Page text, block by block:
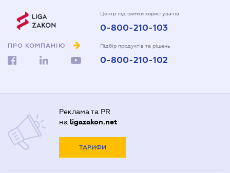
ПРО КОМПАНІЮ
Центр підтримки користувачів
0-800-210-103
Підбір продуктів та рішень
0-800-210-102
Реклама та PR
на ligazakon.net
ТАРИФИ